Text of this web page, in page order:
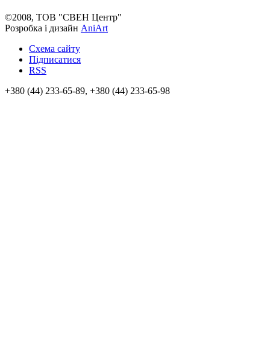
©2008, ТОВ "СВЕН Центр"
Розробка і дизайн AniArt
Схема сайту
Підписатися
RSS
+380 (44) 233-65-89, +380 (44) 233-65-98